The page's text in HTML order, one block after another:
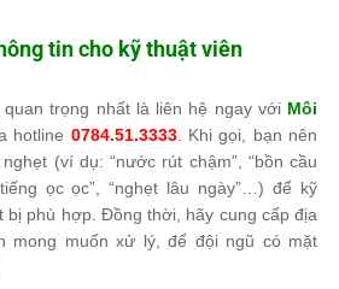
tin cho kỹ thuật viên
trọng nhất là liên hệ ngay với Môi
hotline 0784.51.3333. Khi gọi, bạn nên
(ví dụ: “nước rút chậm”, “bồn cầu
ọc ọc”, “nghẹt lâu ngày”…) để kỹ
bị phù hợp. Đồng thời, hãy cung cấp địa
mong muốn xử lý, để đội ngũ có mặt